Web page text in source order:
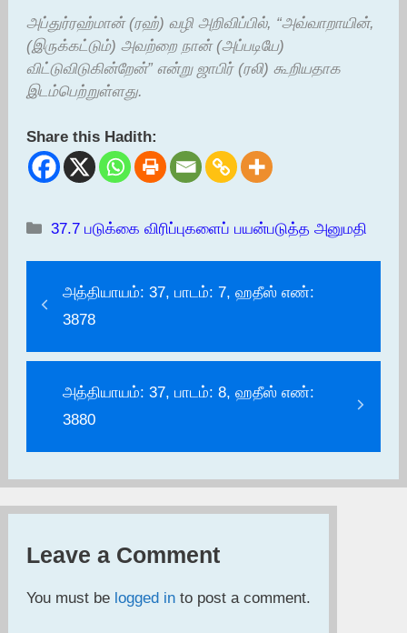
அப்துர்ரஹ்மான் (ரஹ்) வழி அறிவிப்பில், “அவ்வாறாயின்,
(இருக்கட்டும்) அவற்றை நான் (அப்படியே)
விட்டுவிடுகின்றேன்” என்று ஜாபிர் (ரலி) கூறியதாக
இடம்பெற்றுள்ளது.
Share this Hadith:
Categories
37.7 படுக்கை விரிப்புகளைப் பயன்படுத்த அனுமதி
அத்தியாயம்: 37, பாடம்: 7, ஹதீஸ் எண்:
3878
அத்தியாயம்: 37, பாடம்: 8, ஹதீஸ் எண்:
3880
Leave a Comment
You must be logged in to post a comment.